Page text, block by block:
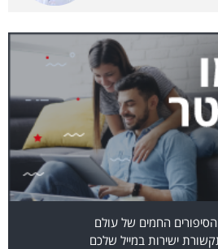
החמים של עולם
ישירות במייל שלכם